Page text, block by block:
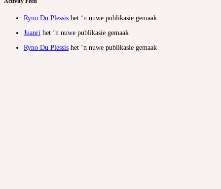
Activity Feed
Ryno Du Plessis het ‘n nuwe publikasie gemaak
Juanri het ‘n nuwe publikasie gemaak
Ryno Du Plessis het ‘n nuwe publikasie gemaak